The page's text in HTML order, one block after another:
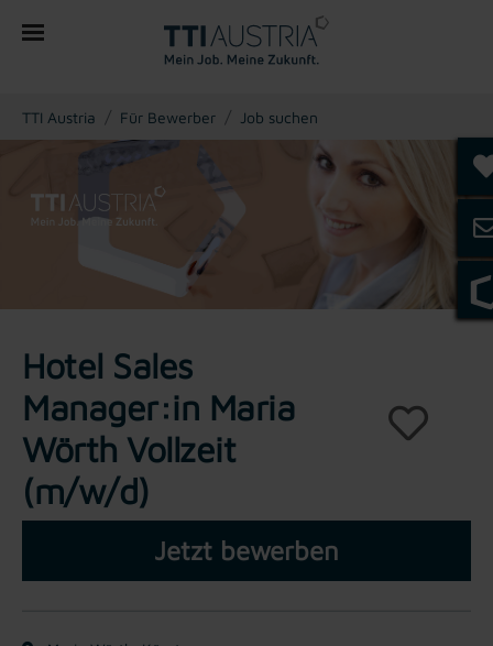
You are here:
TTI Austria Für Bewerber Job suchen
Hotel Sales
Manager:in Maria
Wörth Vollzeit
(m/w/d)
Jetzt bewerben